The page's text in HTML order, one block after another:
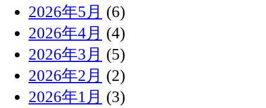
2026年5月 (6)
2026年4月 (4)
2026年3月 (5)
2026年2月 (2)
2026年1月 (3)